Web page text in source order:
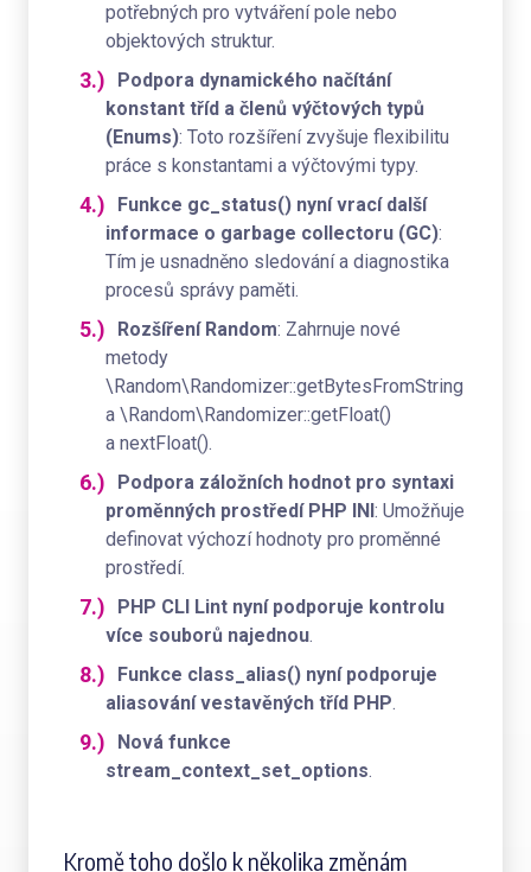
potřebných pro vytváření pole nebo
objektových struktur.
Podpora dynamického načítání
konstant tříd a členů výčtových typů
(Enums): Toto rozšíření zvyšuje flexibilitu
práce s konstantami a výčtovými typy.
Funkce gc_status() nyní vrací další
informace o garbage collectoru (GC):
Tím je usnadněno sledování a diagnostika
procesů správy paměti.
Rozšíření Random: Zahrnuje nové
metody
\Random\Randomizer::getBytesFromString
a \Random\Randomizer::getFloat()
a nextFloat().
Podpora záložních hodnot pro syntaxi
proměnných prostředí PHP INI : Umožňuje
definovat výchozí hodnoty pro proměnné
prostředí.
PHP CLI Lint nyní podporuje kontrolu
více souborů najednou.
Funkce class_alias() nyní podporuje
aliasování vestavěných tříd PHP.
Nová funkce
stream_context_set_options.
Kromě toho došlo k několika změnám